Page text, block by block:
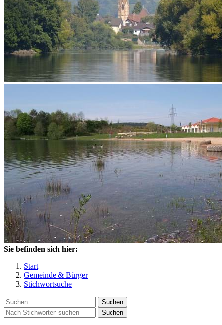
Sie befinden sich hier:
Start
Gemeinde & Bürger
Stichwortsuche
Suchen
Suchen